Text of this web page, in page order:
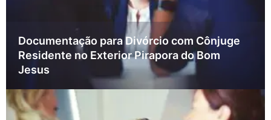
Documentação para Divórcio com Cônjuge
Residente no Exterior Pirapora do Bom
Jesus